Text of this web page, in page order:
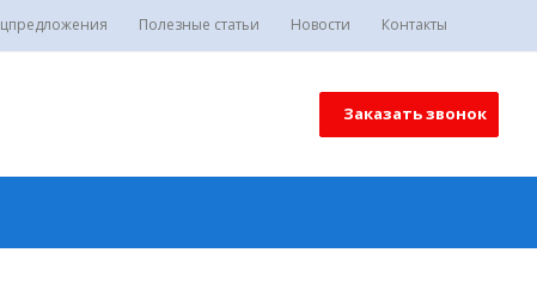
Полезные статьи Новости Контакты
Заказать звонок